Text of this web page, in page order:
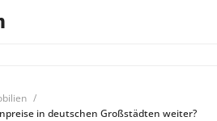
in deutschen Großstädten weiter?